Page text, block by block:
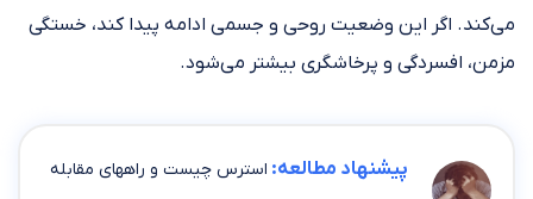
می‌کند. اگر این وضعیت روحی و جسمی ادامه پیدا کند، خستگی
مزمن، افسردگی و پرخاشگری بیشتر می‌شود.
پیشنهاد مطالعه: استرس چیست و راههای مقابله